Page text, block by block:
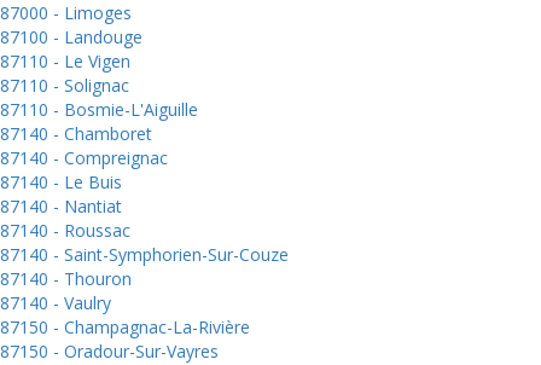
87000 - Limoges
87100 - Landouge
87110 - Le Vigen
87110 - Solignac
87110 - Bosmie-L'Aiguille
87140 - Chamboret
87140 - Compreignac
87140 - Le Buis
87140 - Nantiat
87140 - Roussac
87140 - Saint-Symphorien-Sur-Couze
87140 - Thouron
87140 - Vaulry
87150 - Champagnac-La-Rivière
87150 - Oradour-Sur-Vayres